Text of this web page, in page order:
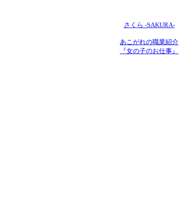
さくら -SAKURA-
あこがれの職業紹介
『女の子のお仕事』